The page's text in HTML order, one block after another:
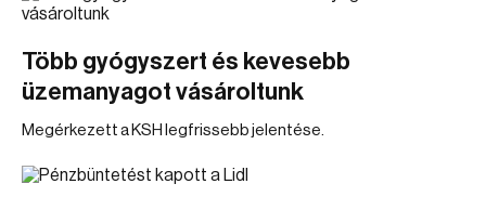
Több gyógyszert és kevesebb
üzemanyagot vásároltunk
Megérkezett a KSH legfrissebb jelentése.